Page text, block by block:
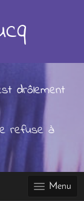
drôlement
refuse à
Menu